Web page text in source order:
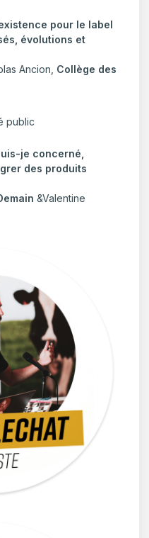
pour le label
évolutions et
Ancion, Collège des
public
je concerné,
des produits
&Valentine